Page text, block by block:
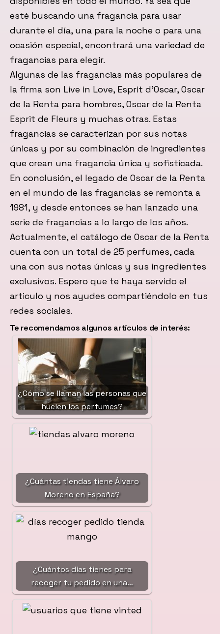
esté buscando una fragancia para usar
durante el día, una para la noche o para una
ocasión especial, encontrará una variedad de
fragancias para elegir.
Algunas de las fragancias más populares de
la firma son Live in Love, Esprit d’Oscar, Oscar
de la Renta para hombres, Oscar de la Renta
Esprit de Fleurs y muchas otras. Estas
fragancias se caracterizan por sus notas
únicas y por su combinación de ingredientes
que crean una fragancia única y sofisticada.
En conclusión, el legado de Oscar de la Renta
en el mundo de las fragancias se remonta a
1981, y desde entonces se han lanzado una
serie de fragancias a lo largo de los años.
Actualmente, el catálogo de Oscar de la Renta
cuenta con un total de 25 perfumes, cada
una con sus notas únicas y sus ingredientes
exclusivos. Espero que te haya servido el
articulo y nos ayudes compartiéndolo en tus
redes sociales.
Te recomendamos algunos artículos de interés:
¿Cómo se llaman las personas que
huelen los perfumes?
¿Cuántas tiendas tiene Álvaro
Moreno en España?
¿Cuántos días tienes para
recoger tu pedido en una…